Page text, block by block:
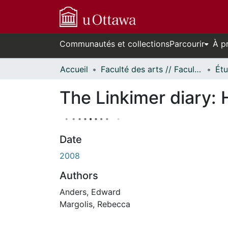
Communautés et collectionsParcourir À
Accueil Faculté des arts // Faculty of Arts
The Linkimer diary:
Date
2008
Authors
Anders, Edward
Margolis, Rebecca